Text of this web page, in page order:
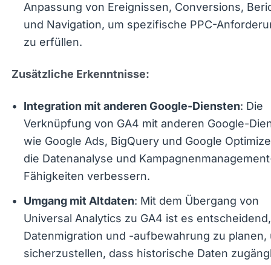
Zusätzliche Erkenntnisse:
Verknüpfung von GA4 mit anderen Google-
die Datenanalyse und
Fähigkeiten verbessern.
Umgang mit Altdaten: Mit dem Übergang von
Universal Analytics zu GA4 ist es
Datenmigration und -aufbewahrung zu planen,
sicherzustellen, dass historische Daten
und nützlich für Trendanalysen und
bleiben.
Lernen und Anpassung: Nutzen Sie die